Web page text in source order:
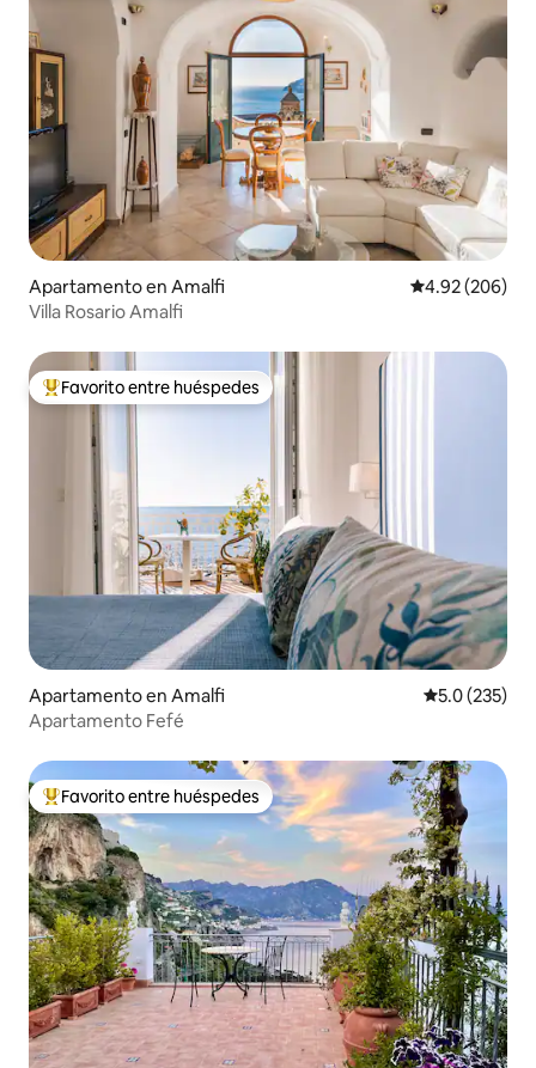
Apartamento en Amalfi Calificación
4.92 (206)
Villa Rosario Amalfi
Favorito entre huéspedes preferido
Favorito entre huéspedes
Apartamento en Amalfi Calificación
5.0 (235)
Apartamento Fefé
Favorito entre huéspedes preferido
Favorito entre huéspedes